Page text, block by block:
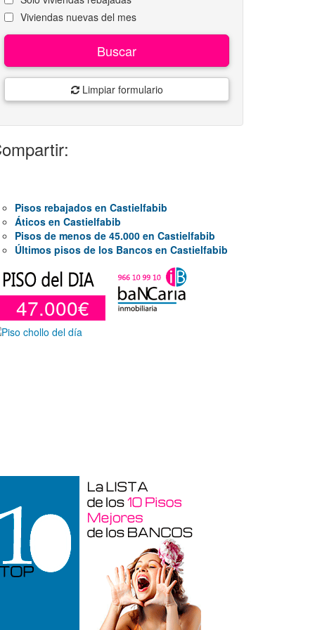
Viviendas nuevas del mes
Buscar
Limpiar formulario
Pisos rebajados en Castielfabib
Áticos en Castielfabib
Pisos de menos de 45.000 en Castielfabib
Últimos pisos de los Bancos en Castielfabib
47.000€